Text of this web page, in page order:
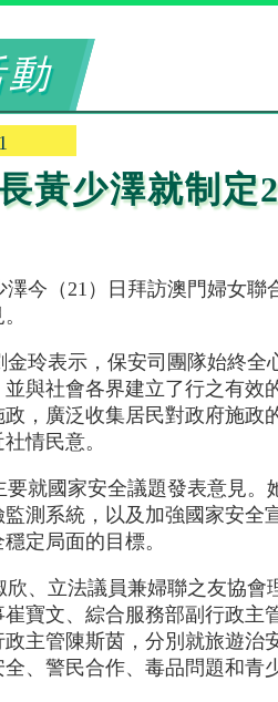
動
黃少澤就制定
澤今（21）日拜訪澳門婦女
金玲表示，保安司團隊始終
與社會各界建立了行之有效
，廣泛收集居民對政府施政
情民意。
要就國家安全議題發表意見
測系統，以及加強國家安
定局面的目標。
欣、立法議員兼婦聯之友協
寶文、綜合服務部副行政主
主管陳斯茵，分別就旅遊治
、警民合作、毒品問題和青